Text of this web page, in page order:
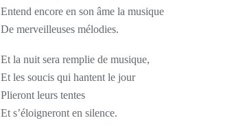
Entend encore en son âme la musique
De merveilleuses mélodies.
Et la nuit sera remplie de musique,
Et les soucis qui hantent le jour
Plieront leurs tentes
Et s’éloigneront en silence.